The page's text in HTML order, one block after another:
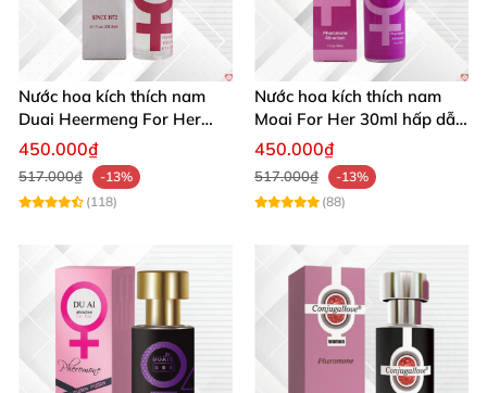
Nước hoa kích thích nam
Duai Heermeng For Her
mùi quyến rũ chai 29.5ml
450.000₫
517.000₫
-13%
(118)
Nước hoa kích thích nam
Moai For Her 30ml hấp dẫn
quyến rũ khách hàng
450.000₫
517.000₫
-13%
(88)